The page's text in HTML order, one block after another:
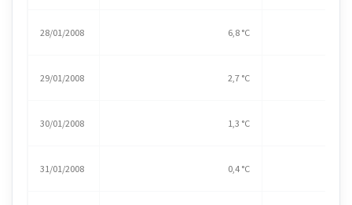
28/01/2008 6,8 °C
29/01/2008 2,7 °C
30/01/2008 1,3 °C
31/01/2008 0,4 °C